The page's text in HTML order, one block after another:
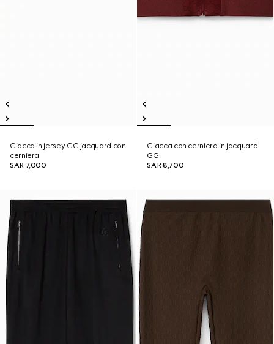
Giacca in jersey GG jacquard con
cerniera
SAR 7,000
Giacca con cerniera in jacquard
GG
SAR 8,700